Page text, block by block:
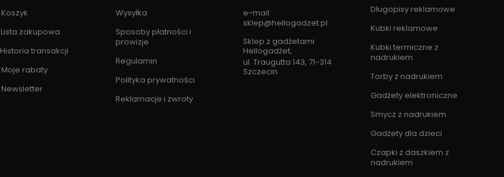
Koszyk
Lista zakupowa
Historia transakcji
Moje rabaty
Newsletter
Wysyłka
Sposoby płatności i
prowizje
Regulamin
Polityka prywatności
Reklamacje i zwroty
e-mail:
sklep@hellogadzet.pl
Sklep z gadżetami
Hellogadżet,
ul. Traugutta 143, 71-314
Szczecin
Długopisy reklamowe
Kubki reklamowe
Kubki termiczne z
nadrukiem
Torby z nadrukiem
Gadżety elektroniczne
Smycz z nadrukiem
Gadżety dla dzieci
Czapki z daszkiem z
nadrukiem